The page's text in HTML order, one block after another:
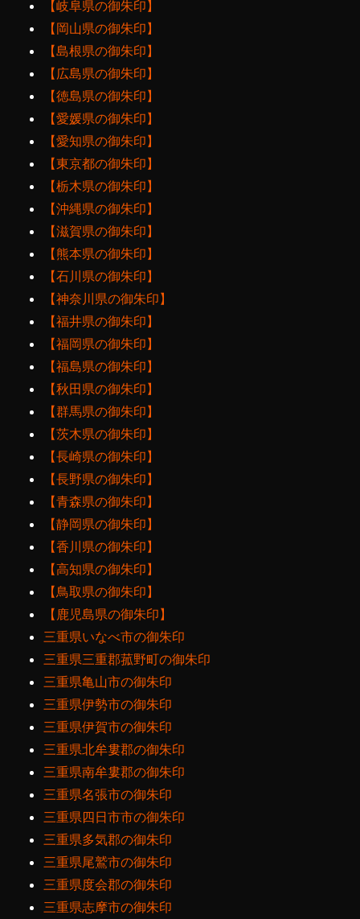
【岐阜県の御朱印】
【岡山県の御朱印】
【島根県の御朱印】
【広島県の御朱印】
【徳島県の御朱印】
【愛媛県の御朱印】
【愛知県の御朱印】
【東京都の御朱印】
【栃木県の御朱印】
【沖縄県の御朱印】
【滋賀県の御朱印】
【熊本県の御朱印】
【石川県の御朱印】
【神奈川県の御朱印】
【福井県の御朱印】
【福岡県の御朱印】
【福島県の御朱印】
【秋田県の御朱印】
【群馬県の御朱印】
【茨木県の御朱印】
【長崎県の御朱印】
【長野県の御朱印】
【青森県の御朱印】
【静岡県の御朱印】
【香川県の御朱印】
【高知県の御朱印】
【鳥取県の御朱印】
【鹿児島県の御朱印】
三重県いなべ市の御朱印
三重県三重郡菰野町の御朱印
三重県亀山市の御朱印
三重県伊勢市の御朱印
三重県伊賀市の御朱印
三重県北牟婁郡の御朱印
三重県南牟婁郡の御朱印
三重県名張市の御朱印
三重県四日市市の御朱印
三重県多気郡の御朱印
三重県尾鷲市の御朱印
三重県度会郡の御朱印
三重県志摩市の御朱印